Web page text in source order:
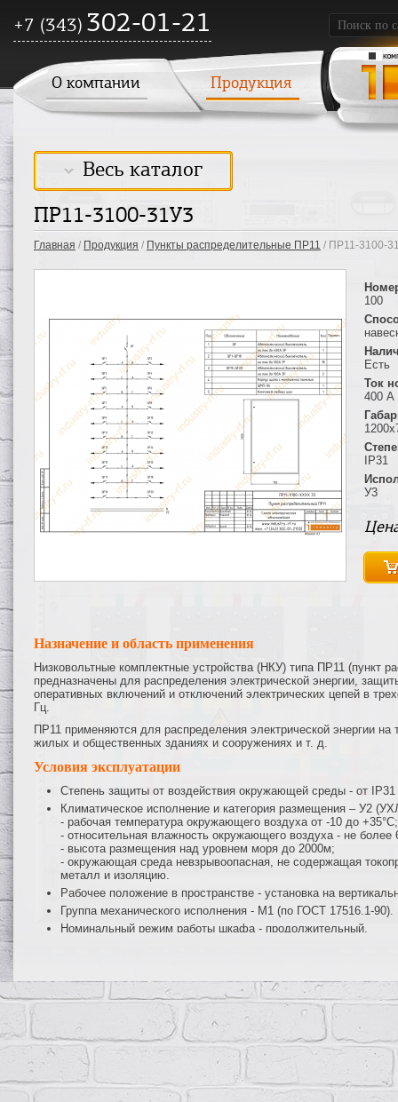
+7 (343) 302-01-21
О компании Продукция
Весь каталог
ПР11-3100-31У3
Главная / Продукция / Пункты распределительные ПР11 / ПР11-3100-
100
Есть
Ток
400 А
IP31
У3
Назначение и область применения
Низковольтные комплектные устройства (НКУ) типа ПР11
предназначены для распределения электрической энергии,
оперативных включений и отключений электрических цепей в
Гц.
ПР11 применяются для распределения электрической энергии
жилых и общественных зданиях и сооружениях и т. д.
Условия эксплуатации
Степень защиты от воздействия окружающей среды - от
Климатическое исполнение и категория размещения – У2
- рабочая температура окружающего воздуха от -10 до +35°С;
- относительная влажность окружающего воздуха - не более
- высота размещения над уровнем моря до 2000м;
- окружающая среда невзрывоопасная, не содержащая
металл и изоляцию.
Рабочее положение в пространстве - установка на
Группа механического исполнения - М1 (по ГОСТ 17516.1-90).
Номинальный режим работы шкафа - продолжительный.
Функциональные возможности
Ввод трехфазной электрической сети напряжением 380/220В
Защиту всех цепей от перегрузок и короткого замыкания.
Нечастые (до 6 раз в сутки) оперативные включения и
Возможность последующей модернизации шкафа с
Конструкция